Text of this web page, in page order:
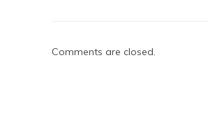
Comments are closed.